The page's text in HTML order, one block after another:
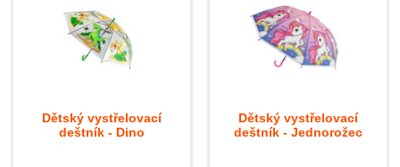
Dětský vystřelovací
deštník - Dino
Dětský vystřelovací
deštník - Jednorožec